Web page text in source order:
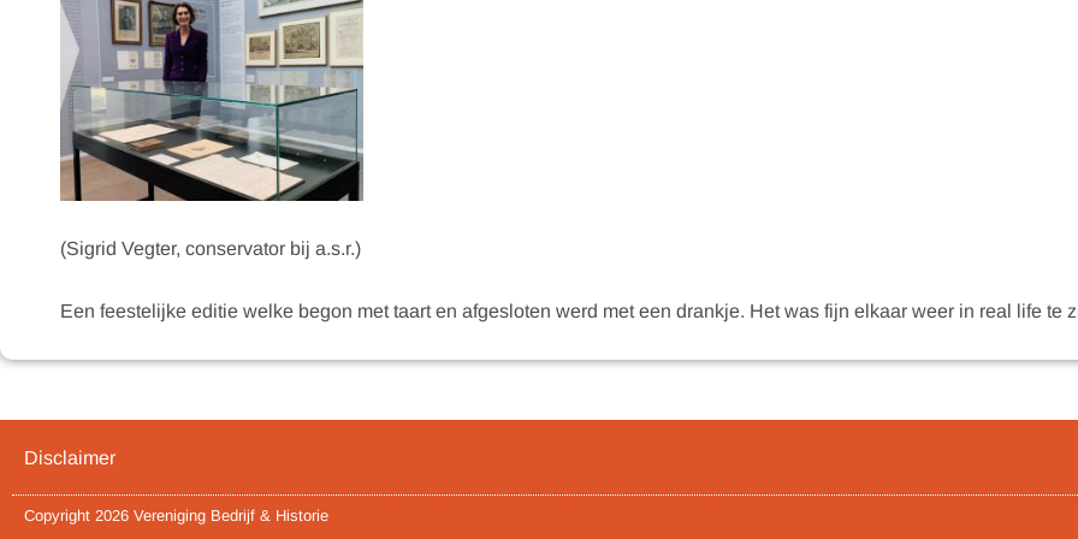
(Sigrid Vegter, conservator bij a.s.r.)
Een feestelijke editie welke begon met taart en afgesloten werd met een drankje. Het was fijn elkaar weer in real life te
Disclaimer
Copyright 2026 Vereniging Bedrijf & Historie